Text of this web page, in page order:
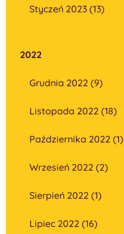
Styczeń 2023 (13)
2022
Grudnia 2022 (9)
Listopada 2022 (18)
Października 2022 (1)
Wrzesień 2022 (2)
Sierpień 2022 (1)
Lipiec 2022 (16)